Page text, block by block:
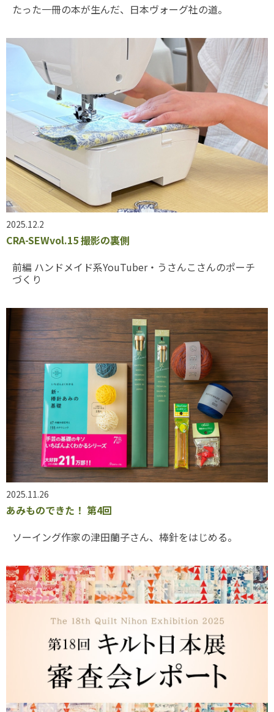
たった一冊の本が生んだ、日本ヴォーグ社の道。
2025.12.2
CRA-SEWvol.15 撮影の裏側
前編 ハンドメイド系YouTuber・うさんこさんのポーチ
づくり
2025.11.26
あみものできた！ 第4回
ソーイング作家の津田蘭子さん、棒針をはじめる。